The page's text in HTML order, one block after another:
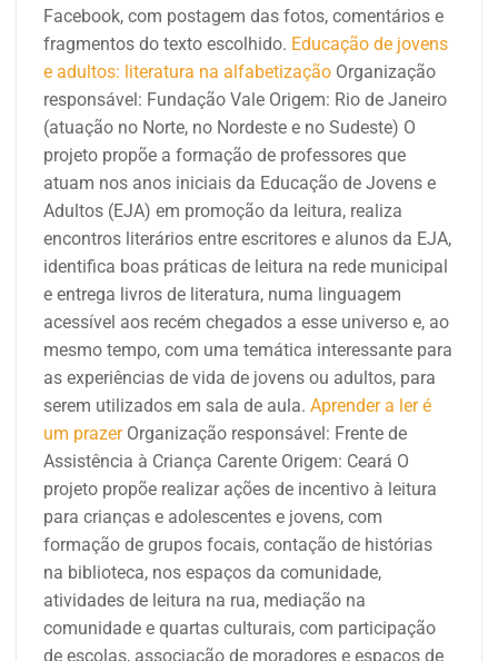
Facebook, com postagem das fotos, comentários e
fragmentos do texto escolhido. Educação de jovens
e adultos: literatura na alfabetização Organização
responsável: Fundação Vale Origem: Rio de Janeiro
(atuação no Norte, no Nordeste e no Sudeste) O
projeto propõe a formação de professores que
atuam nos anos iniciais da Educação de Jovens e
Adultos (EJA) em promoção da leitura, realiza
encontros literários entre escritores e alunos da EJA,
identifica boas práticas de leitura na rede municipal
e entrega livros de literatura, numa linguagem
acessível aos recém chegados a esse universo e, ao
mesmo tempo, com uma temática interessante para
as experiências de vida de jovens ou adultos, para
serem utilizados em sala de aula. Aprender a ler é
um prazer Organização responsável: Frente de
Assistência à Criança Carente Origem: Ceará O
projeto propõe realizar ações de incentivo à leitura
para crianças e adolescentes e jovens, com
formação de grupos focais, contação de histórias
na biblioteca, nos espaços da comunidade,
atividades de leitura na rua, mediação na
comunidade e quartas culturais, com participação
de escolas, associação de moradores e espaços de